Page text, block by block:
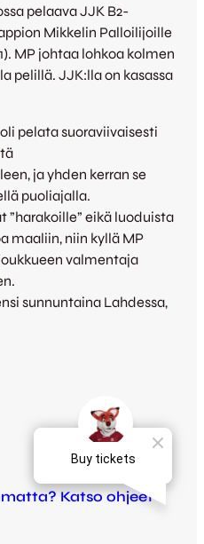
pelaava JJK B2-
Mikkelin Palloilijoille
MP johtaa lohkoa kolmen
pelillä. JJK:lla on kasassa
pelata suoraviivaisesti
ja yhden kerran se
puoliajalla.
”harakoille” eikä luoduista
maaliin, niin kyllä MP
valmentaja
sunnuntaina Lahdessa,
Katso ohjeet